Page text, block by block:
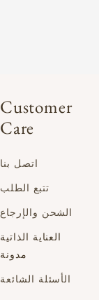
Customer
Care
اتصل بنا
تتبع الطلب
الشحن والإرجاع
العناية الذاتية
مدونة
الأسئلة الشائعة